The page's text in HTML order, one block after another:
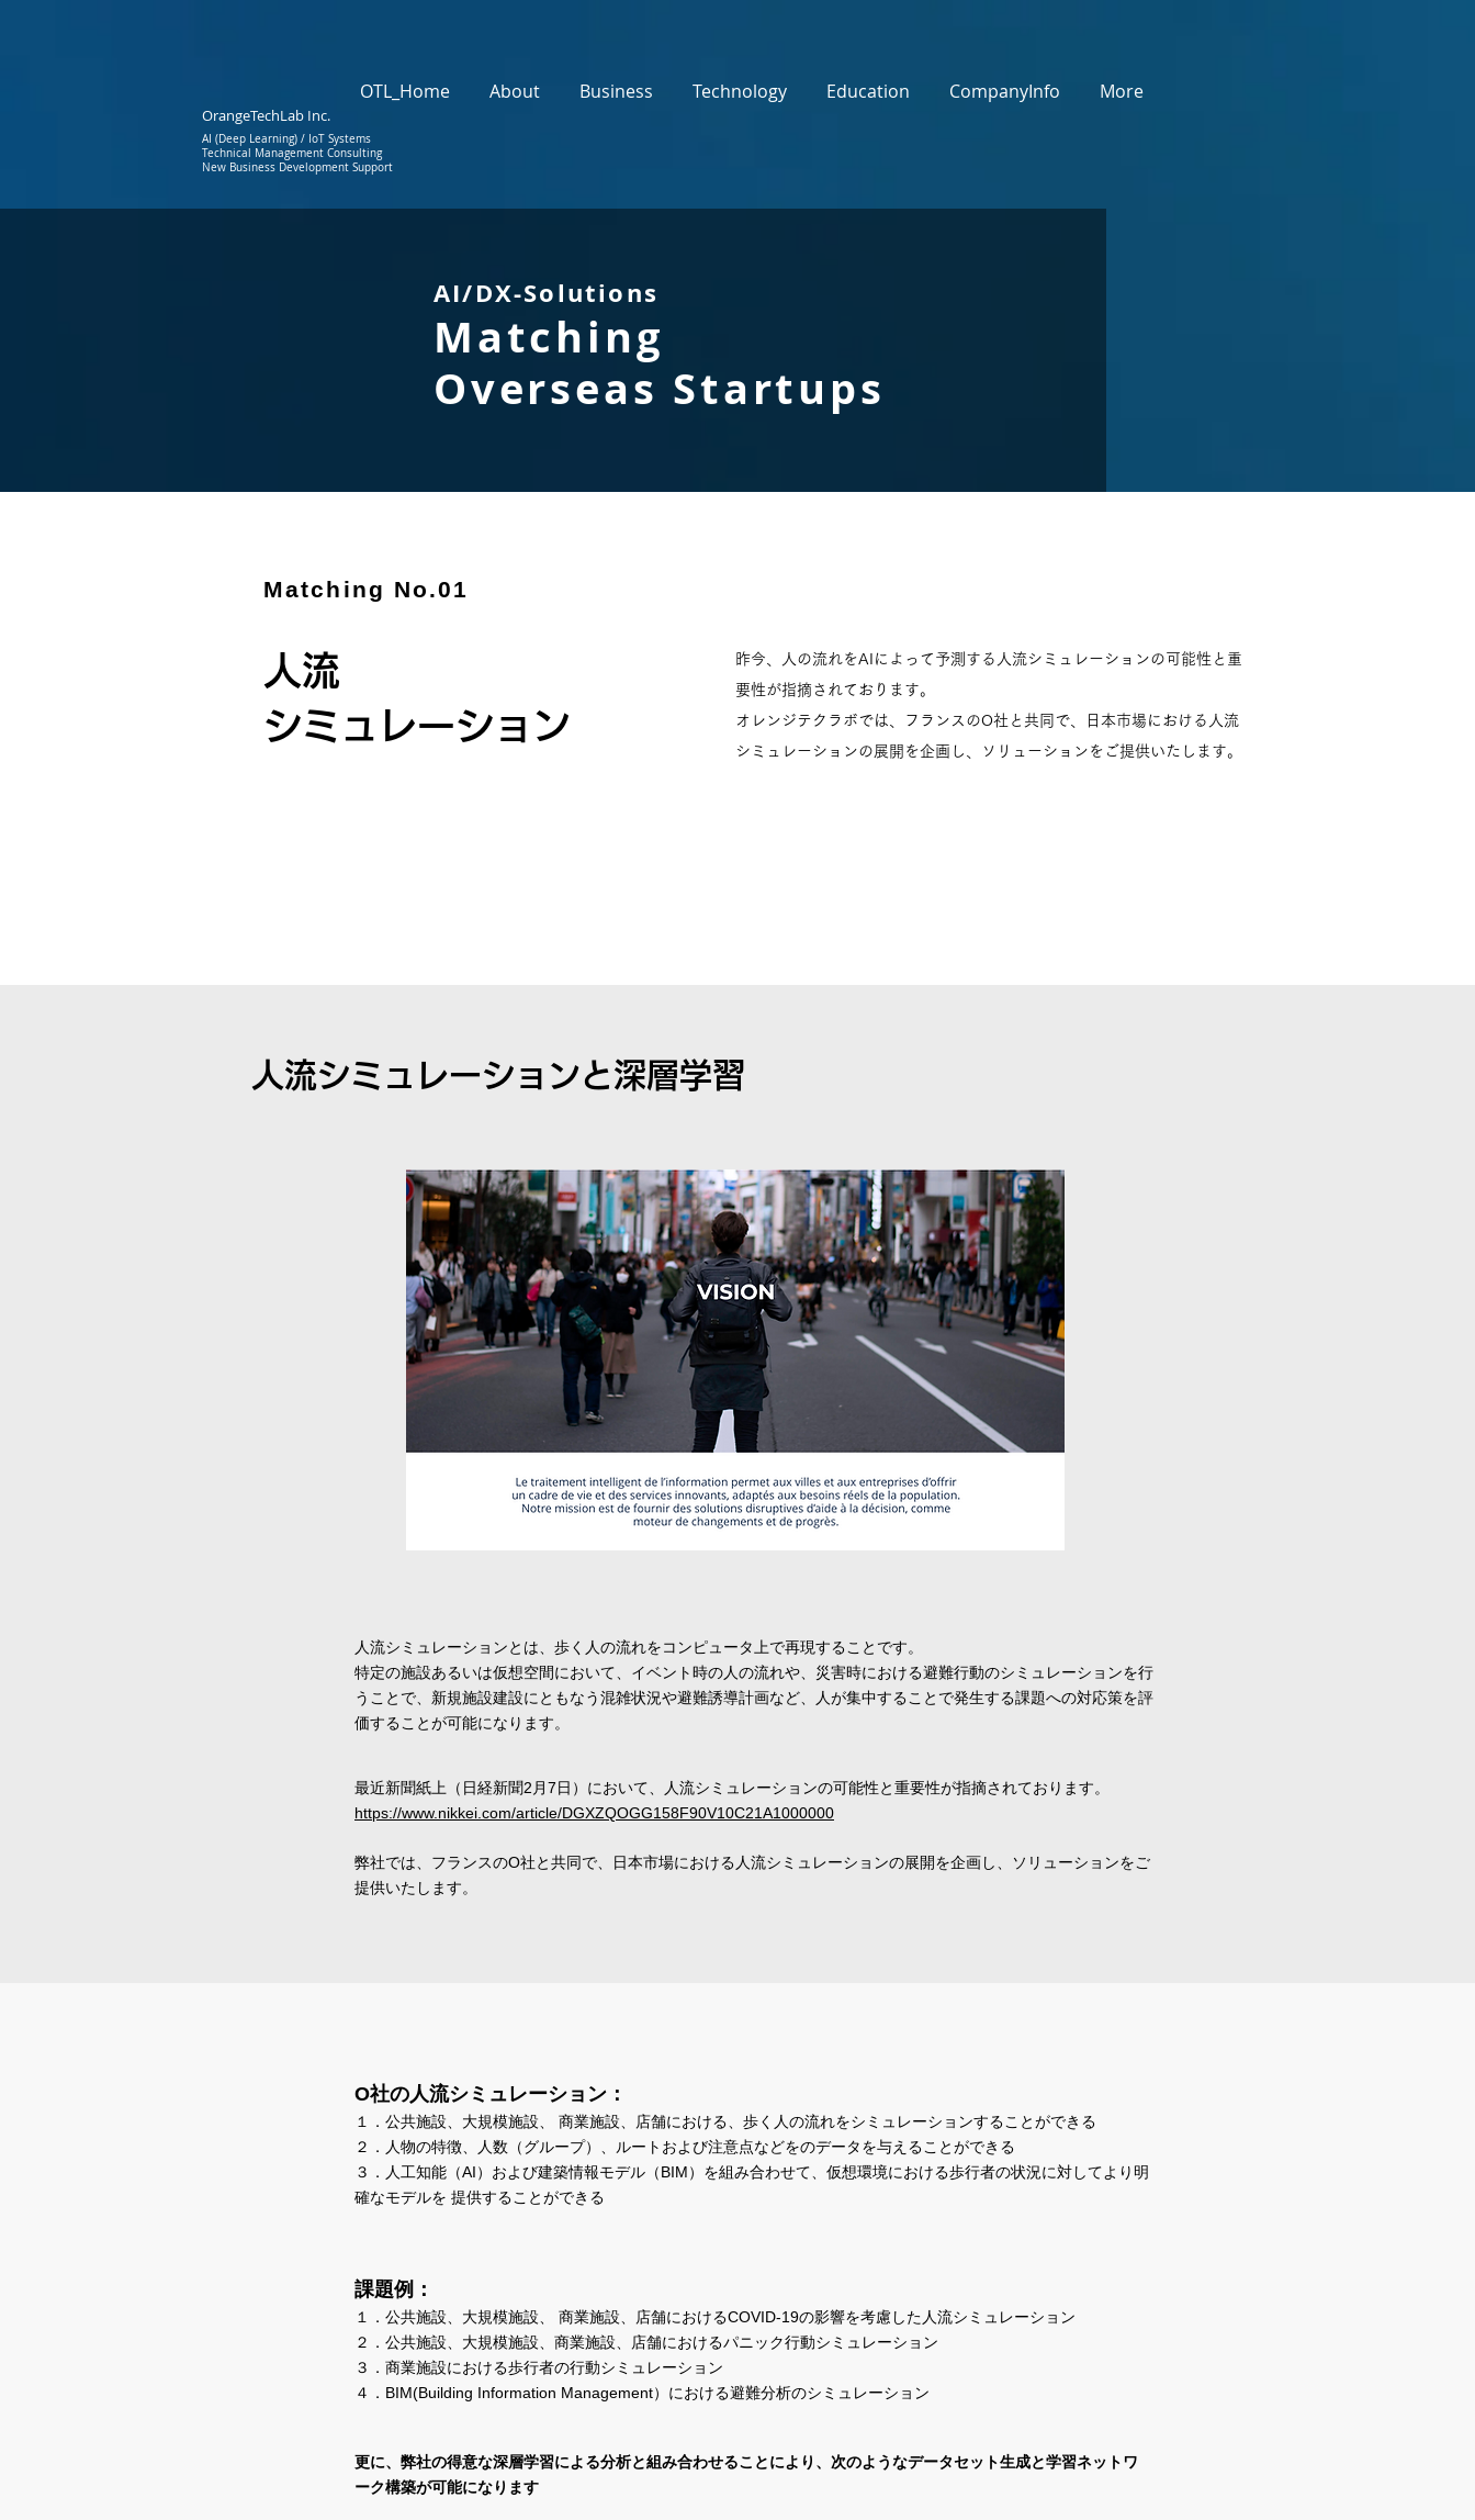
OrangeTechLab Inc.
OTL_Home About Business Technology Education CompanyInfo More
AI (Deep Learning) / IoT Systems
Technical Management Consulting
New Business Development Support
AI/DX-Solutions
Matching
Overseas Startups
Matching No.01
人流
シミュレーション
昨今、人の流れをAIによって予測する人流シミュレーションの可能性と重
要性が指摘されております。
オレンジテクラボでは、フランスのO社と共同で、日本市場における人流
シミュレーションの展開を企画し、ソリューションをご提供いたします。
人流シミュレーションと深層学習
人流シミュレーションとは、歩く人の流れをコンピュータ上で再現することです。
特定の施設あるいは仮想空間において、イベント時の人の流れや、災害時における避難行動のシミュレーションを行
うことで、新規施設建設にともなう混雑状況や避難誘導計画など、人が集中することで発生する課題への対応策を評
価することが可能になります。
最近新聞紙上（日経新聞2月7日）において、人流シミュレーションの可能性と重要性が指摘されております。
https://www.nikkei.com/article/DGXZQOGG158F90V10C21A1000000
弊社では、フランスのO社と共同で、日本市場における人流シミュレーションの展開を企画し、ソリューションをご
提供いたします。
O社の人流シミュレーション：
１．公共施設、大規模施設、 商業施設、店舗における、歩く人の流れをシミュレーションすることができる
２．人物の特徴、人数（グループ）、ルートおよび注意点などをのデータを与えることができる
３．人工知能（AI）および建築情報モデル（BIM）を組み合わせて、仮想環境における歩行者の状況に対してより明
確なモデルを 提供することができる
課題例：
１．公共施設、大規模施設、 商業施設、店舗におけるCOVID-19の影響を考慮した人流シミュレーション
２．公共施設、大規模施設、商業施設、店舗におけるパニック行動シミュレーション
３．商業施設における歩行者の行動シミュレーション
４．BIM(Building Information Management）における避難分析のシミュレーション
更に、弊社の得意な深層学習による分析と組み合わせることにより、次のようなデータセット生成と学習ネットワ
ーク構築が可能になります